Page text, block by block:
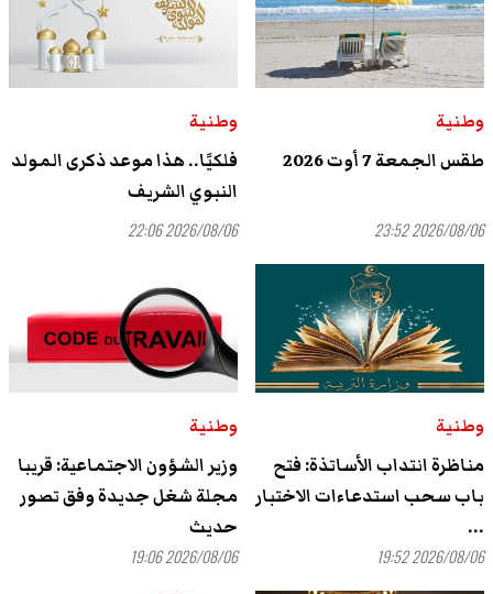
وطنية
طقس الجمعة 7 أوت 2026
2026/08/06 23:52
وطنية
فلكيًا.. هذا موعد ذكرى المولد
النبوي الشريف
2026/08/06 22:06
وطنية
مناظرة انتداب الأساتذة: فتح
باب سحب استدعاءات الاختبار
...
2026/08/06 19:52
وطنية
وزير الشؤون الاجتماعية: قريبا
مجلة شغل جديدة وفق تصور
حديث
2026/08/06 19:06